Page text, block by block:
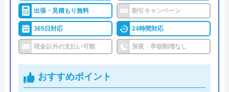
対応エリア 39都道府県
ハウスラボホームは全国各地に拠点を構えている水
道修理業者です。トイレ、キッチン、浴室などの水
まわりトラブル全般に対応しており、作業料金が
6,600円からとお手頃価格で提供をしています。
万が一、水まわりに問題が発生した場合は、最短20
出張・見積もり無料 割引キャンペーン
365日対応 24時間対応
現金以外の支払い可能 深夜・早朝割増なし
おすすめポイント